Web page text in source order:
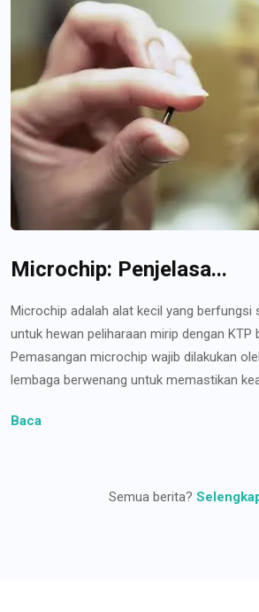
Microchip: Penjelasa...
Microchip adalah alat kecil yang berfungsi
untuk hewan peliharaan mirip dengan KTP
Pemasangan microchip wajib dilakukan
lembaga berwenang untuk memastikan
Baca
Semua berita?